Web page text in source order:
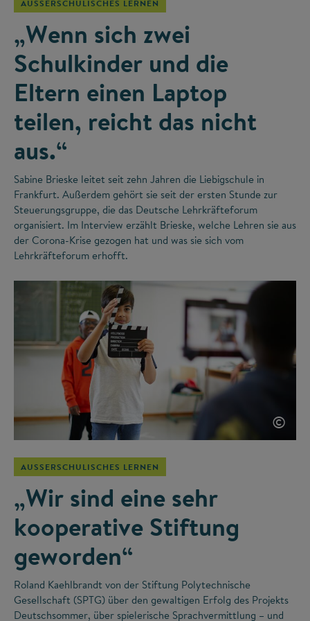
AUSSERSCHULISCHES LERNEN
„Wenn sich zwei
Schulkinder und die
Eltern einen Laptop
teilen, reicht das nicht
aus.“
Sabine Brieske leitet seit zehn Jahren die Liebigschule in
Frankfurt. Außerdem gehört sie seit der ersten Stunde zur
Steuerungsgruppe, die das Deutsche Lehrkräfteforum
organisiert. Im Interview erzählt Brieske, welche Lehren sie aus
der Corona-Krise gezogen hat und was sie sich vom
Lehrkräfteforum erhofft.
©
AUSSERSCHULISCHES LERNEN
„Wir sind eine sehr
kooperative Stiftung
geworden“
Roland Kaehlbrandt von der Stiftung Polytechnische
Gesellschaft (SPTG) über den gewaltigen Erfolg des Projekts
Deutschsommer, über spielerische Sprachvermittlung – und